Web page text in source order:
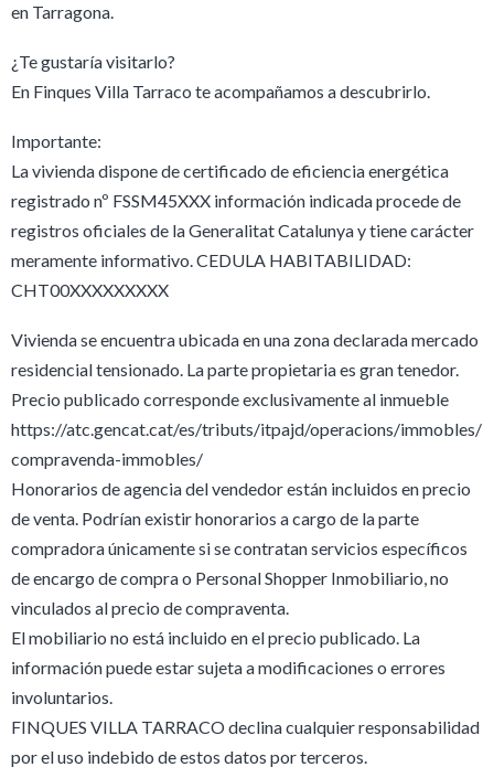
en Tarragona.
¿Te gustaría visitarlo?
En Finques Villa Tarraco te acompañamos a descubrirlo.
Importante:
La vivienda dispone de certificado de eficiencia energética
registrado nº FSSM45XXX información indicada procede de
registros oficiales de la Generalitat Catalunya y tiene carácter
meramente informativo. CEDULA HABITABILIDAD:
CHT00XXXXXXXXX
Vivienda se encuentra ubicada en una zona declarada mercado
residencial tensionado. La parte propietaria es gran tenedor.
Precio publicado corresponde exclusivamente al inmueble
https://atc.gencat.cat/es/tributs/itpajd/operacions/immobles/
compravenda-immobles/
Honorarios de agencia del vendedor están incluidos en precio
de venta. Podrían existir honorarios a cargo de la parte
compradora únicamente si se contratan servicios específicos
de encargo de compra o Personal Shopper Inmobiliario, no
vinculados al precio de compraventa.
El mobiliario no está incluido en el precio publicado. La
información puede estar sujeta a modificaciones o errores
involuntarios.
FINQUES VILLA TARRACO declina cualquier responsabilidad
por el uso indebido de estos datos por terceros.